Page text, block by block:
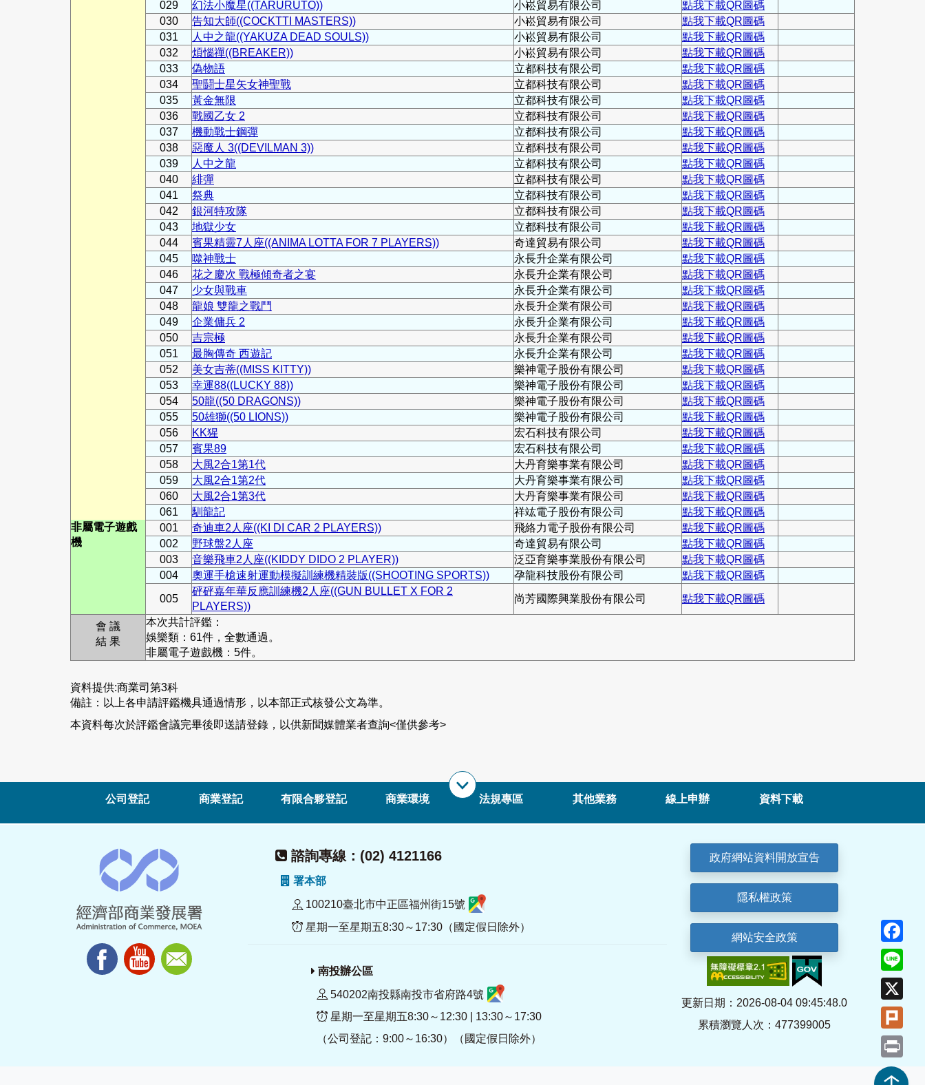
029
幻法小魔星((TARURUTO)) 小崧貿易有限公司
點我下載QR圖碼
030
告知大師((COCKTTI MASTERS)) 小崧貿易有限公司
點我下載QR圖碼
031
人中之龍((YAKUZA DEAD SOULS)) 小崧貿易有限公司
點我下載QR圖碼
032
煩惱禪((BREAKER)) 小崧貿易有限公司
點我下載QR圖碼
033
偽物語 立都科技有限公司
點我下載QR圖碼
034
聖鬪士星矢女神聖戰 立都科技有限公司
點我下載QR圖碼
035
黃金無限 立都科技有限公司
點我下載QR圖碼
036
戰國乙女 2 立都科技有限公司
點我下載QR圖碼
037
機動戰士鋼彈 立都科技有限公司
點我下載QR圖碼
038
惡魔人 3((DEVILMAN 3)) 立都科技有限公司
點我下載QR圖碼
039
人中之龍 立都科技有限公司
點我下載QR圖碼
040
緋彈 立都科技有限公司
點我下載QR圖碼
041
祭典 立都科技有限公司
點我下載QR圖碼
042
銀河特攻隊 立都科技有限公司
點我下載QR圖碼
043
地獄少女 立都科技有限公司
點我下載QR圖碼
044
賓果精靈7人座((ANIMA LOTTA FOR 7 PLAYERS)) 奇達貿易有限公司
點我下載QR圖碼
045
噬神戰士 永長升企業有限公司
點我下載QR圖碼
046
花之慶次 戰極傾奇者之宴 永長升企業有限公司
點我下載QR圖碼
047
少女與戰車 永長升企業有限公司
點我下載QR圖碼
048
龍娘 雙龍之戰鬥 永長升企業有限公司
點我下載QR圖碼
049
企業傭兵 2 永長升企業有限公司
點我下載QR圖碼
050
吉宗極 永長升企業有限公司
點我下載QR圖碼
051
最胸傳奇 西遊記 永長升企業有限公司
點我下載QR圖碼
052
美女吉蒂((MISS KITTY)) 樂神電子股份有限公司
點我下載QR圖碼
053
幸運88((LUCKY 88)) 樂神電子股份有限公司
點我下載QR圖碼
054
50龍((50 DRAGONS)) 樂神電子股份有限公司
點我下載QR圖碼
055
50雄獅((50 LIONS)) 樂神電子股份有限公司
點我下載QR圖碼
056
KK猩 宏石科技有限公司
點我下載QR圖碼
057
賓果89 宏石科技有限公司
點我下載QR圖碼
058
大風2合1第1代 大丹育樂事業有限公司
點我下載QR圖碼
059
大風2合1第2代 大丹育樂事業有限公司
點我下載QR圖碼
060
大風2合1第3代 大丹育樂事業有限公司
點我下載QR圖碼
061
馴龍記 祥竑電子股份有限公司
點我下載QR圖碼
非屬電子遊戲
機
001 奇迪車2人座((KI DI CAR 2 PLAYERS)) 飛絡力電子股份有限公司
點我下載QR圖碼
002
野球盤2人座 奇達貿易有限公司
點我下載QR圖碼
003
音樂飛車2人座((KIDDY DIDO 2 PLAYER)) 泛亞育樂事業股份有限公司
點我下載QR圖碼
004
奧運手槍速射運動模擬訓練機精裝版((SHOOTING SPORTS)) 孕龍科技股份有限公司
點我下載QR圖碼
005
砰砰嘉年華反應訓練機2人座((GUN BULLET X FOR 2
PLAYERS))
尚芳國際興業股份有限公司 點我下載QR圖碼
會 議
結 果
本次共計評鑑：
娛樂類：61件，全數通過。
非屬電子遊戲機：5件。
資料提供:商業司第3科
備註：以上各申請評鑑機具通過情形，以本部正式核發公文為準。
本資料每次於評鑑會議完畢後即送請登錄，以供新聞媒體業者查詢<僅供參考>
公司登記 商業登記 有限合夥登記 商業環境 法規專區 其他業務 線上申辦 資料下載
諮詢專線：(02) 4121166
署本部
100210臺北市中正區福州街15號
星期一至星期五8:30～17:30（國定假日除外）
南投辦公區
540202南投縣南投市省府路4號
星期一至星期五8:30～12:30 | 13:30～17:30
（公司登記：9:00～16:30）（國定假日除外）
政府網站資料開放宣告
隱私權政策
網站安全政策
更新日期：2026-08-04 09:45:48.0
累積瀏覽人次：477399005